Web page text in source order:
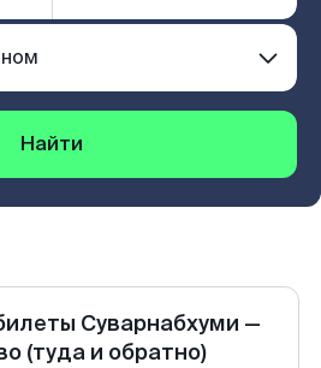
Найти
Суварнабхуми —
(туда и обратно)